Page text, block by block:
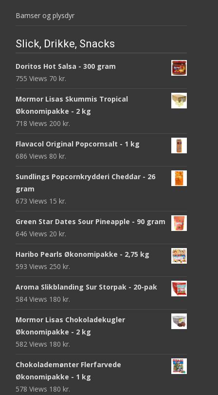
Bamser og plysdyr
Slick, Drikke, Snacks
Doritos Hot Salsa - 300 gram
755 Views 70 kr.
Mormor Lisas Skummis Tropical
Økonomipakke - 2 kg
718 Views 200 kr.
Flavacol Original Popcornsalt - 1 kg
686 Views 80 kr.
Sundlings Popcornkrydderi Cheddar - 26
gram
673 Views 15 kr.
Green Star Dates Sour Pineapple - 90 gram
646 Views 20 kr.
Haribo Pearls Økonomipakke - 2,75 kg
593 Views 250 kr.
Aroma Slikblanding Sur Storpak - 20-pak
584 Views 180 kr.
Mormor Lisas Chokoladekugler
Økonomipakke - 2 kg
582 Views 180 kr.
Chokolademønter Flerfarvede
Økonomipakke - 1 kg
578 Views 180 kr.